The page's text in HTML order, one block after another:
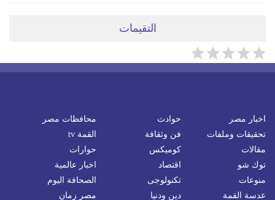
التقيمات
اخبار مصر حوادث
محافظات مصر
تحقيقات وملفات
فن وثقافة
القمة tv
مقالات
كوميكس
حوارات
توك شو
اقتصاد
اخبار عالمية
منوعات
تكنولوجى
الصحافة اليوم
عدسة القمة
دين ودنيا مصر زمان